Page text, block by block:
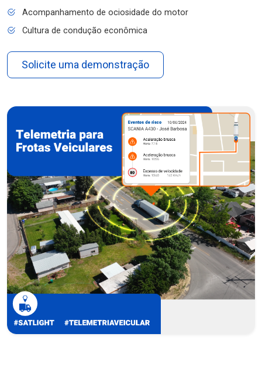
Acompanhamento de ociosidade do motor
Cultura de condução econômica
Solicite uma demonstração